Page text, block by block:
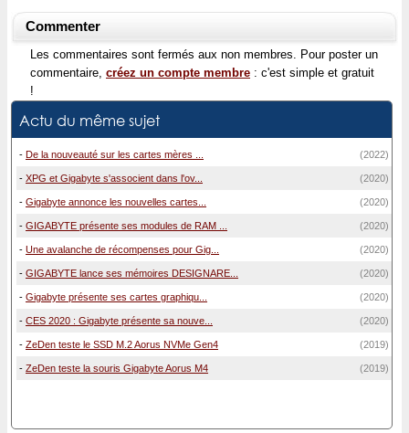
Commenter
Les commentaires sont fermés aux non membres. Pour poster un
commentaire, créez un compte membre : c'est simple et gratuit
!
Actu du même sujet
- De la nouveauté sur les cartes mères ... (2022)
- XPG et Gigabyte s'associent dans l'ov... (2020)
- Gigabyte annonce les nouvelles cartes... (2020)
- GIGABYTE présente ses modules de RAM ... (2020)
- Une avalanche de récompenses pour Gig... (2020)
- GIGABYTE lance ses mémoires DESIGNARE... (2020)
- Gigabyte présente ses cartes graphiqu... (2020)
- CES 2020 : Gigabyte présente sa nouve... (2020)
- ZeDen teste le SSD M.2 Aorus NVMe Gen4 (2019)
- ZeDen teste la souris Gigabyte Aorus M4 (2019)